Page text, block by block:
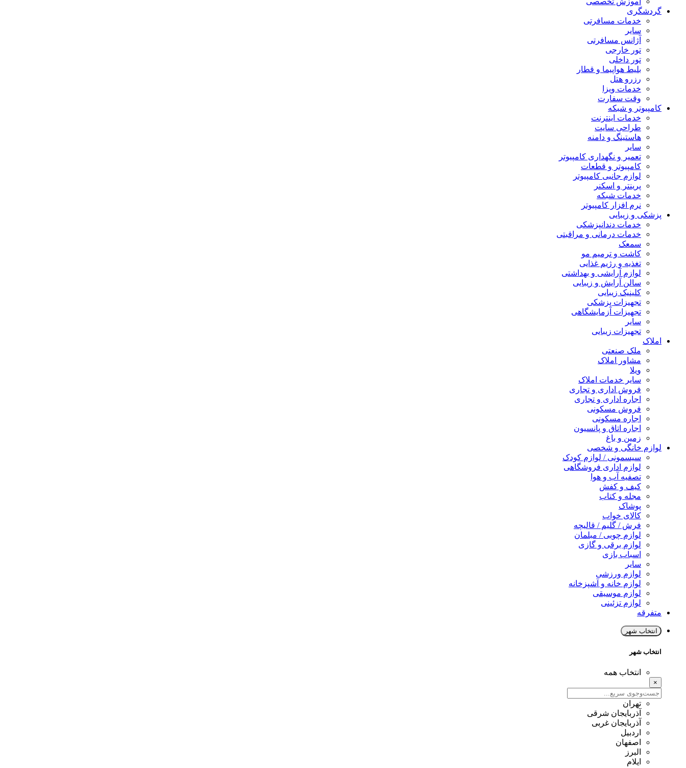
گردشگری
خدمات مسافرتی
سایر
آژانس مسافرتی
تور خارجی
تور داخلی
بلیط هواپیما و قطار
رزرو هتل
خدمات ویزا
وقت سفارت
کامپیوتر و شبکه
خدمات اینترنت
طراحی سایت
هاستینگ و دامنه
سایر
تعمیر و نگهداری کامپیوتر
کامپیوتر و قطعات
لوازم جانبی کامپیوتر
پرینتر و اسکنر
خدمات شبکه
نرم افزار کامپیوتر
پزشکی و زیبایی
خدمات دندانپزشکی
خدمات درمانی و مراقبتی
سمعک
کاشت و ترمیم مو
تغذیه و رژیم غذایی
لوازم آرایشی و بهداشتی
سالن آرایش و زیبایی
کلینیک زیبایی
تجهیزات پزشکی
تجهیزات آزمایشگاهی
سایر
تجهیزات زیبایی
املاک
ملک صنعتی
مشاور املاک
ویلا
سایر خدمات املاک
فروش اداری و تجاری
اجاره اداری و تجاری
فروش مسکونی
اجاره مسکونی
اجاره اتاق و پانسیون
زمین و باغ
لوازم خانگی و شخصی
سیسمونی / لوازم کودک
لوازم اداری فروشگاهی
تصفیه آب و هوا
کیف و کفش
مجله و کتاب
پوشاک
کالای خواب
فرش / گلیم / قالیچه
لوازم چوبی / مبلمان
لوازم برقی و گازی
اسباب بازی
سایر
لوازم ورزشی
لوازم خانه و آشپزخانه
لوازم موسیقی
لوازم تزئینی
متفرقه
انتخاب شهر
انتخاب شهر
انتخاب همه
×
تهران
آذربایجان شرقی
آذربایجان غربی
اردبیل
اصفهان
البرز
ایلام